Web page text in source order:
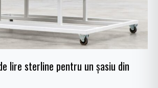
lire sterline pentru un şasiu din